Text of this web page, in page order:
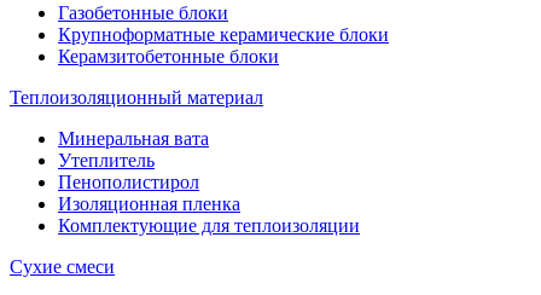
Газобетонные блоки
Крупноформатные керамические блоки
Керамзитобетонные блоки
Теплоизоляционный материал
Минеральная вата
Утеплитель
Пенополистирол
Изоляционная пленка
Комплектующие для теплоизоляции
Сухие смеси